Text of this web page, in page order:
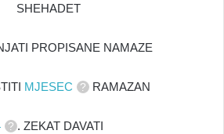
SHEHADET
PROPISANE NAMAZE
MJESEC RAMAZAN
. ZEKAT DAVATI